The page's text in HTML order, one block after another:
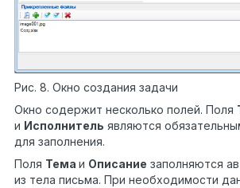
Рис. 8. Окно создания задачи
Окно содержит несколько полей. Поля
и Исполнитель являются
для заполнения.
Поля Тема и Описание заполняются
из тела письма. При необходимости